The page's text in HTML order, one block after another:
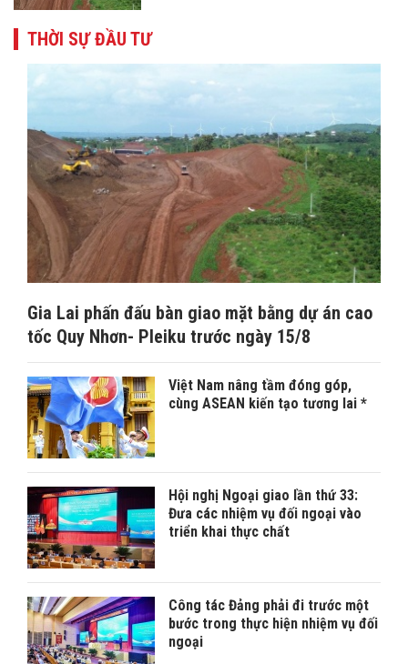
THỜI SỰ ĐẦU TƯ
Gia Lai phấn đấu bàn giao mặt bằng dự án cao
tốc Quy Nhơn- Pleiku trước ngày 15/8
Việt Nam nâng tầm đóng góp,
cùng ASEAN kiến tạo tương lai *
Hội nghị Ngoại giao lần thứ 33:
Đưa các nhiệm vụ đối ngoại vào
triển khai thực chất
Công tác Đảng phải đi trước một
bước trong thực hiện nhiệm vụ đối
ngoại